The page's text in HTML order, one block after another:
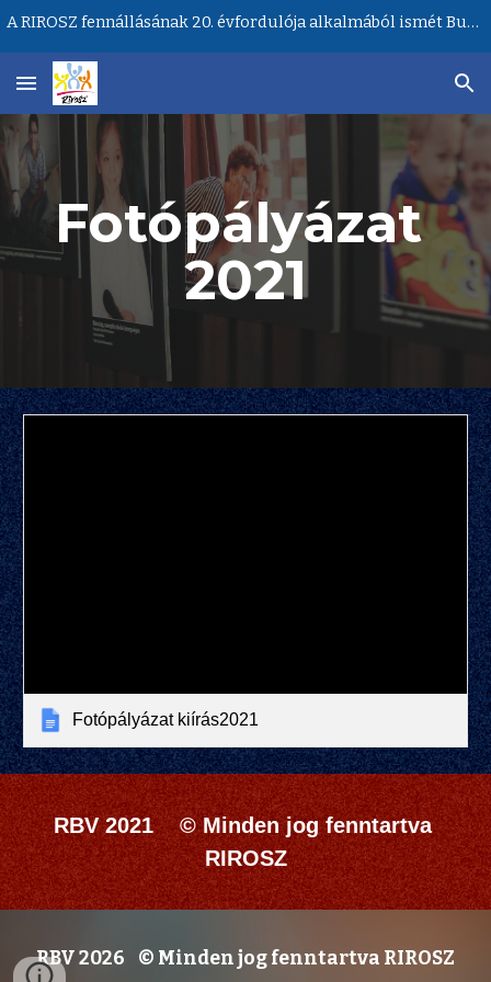
A RIROSZ fennállásának 20. évfordulója alkalmából ismét Budapesten lesz a Ritka Betegségek Világnapja központi rendezvénye!
Fotópályázat
2021
Fotópályázat kiírás2021
RBV 2021    © Minden jog fenntartva
RIROSZ
RBV 2026 © Minden jog fenntartva RIROSZ